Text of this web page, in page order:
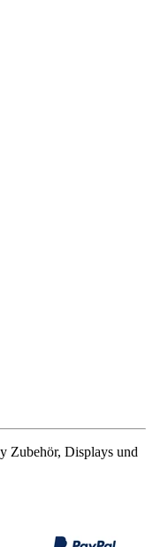
Zubehör, Displays und